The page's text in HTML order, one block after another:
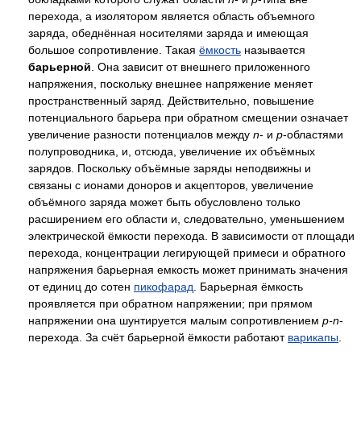
перехода, а изолятором является область объемного
заряда, обеднённая носителями заряда и имеющая
большое сопротивление. Такая ёмкость называется
барьерной. Она зависит от внешнего приложенного
напряжения, поскольку внешнее напряжение меняет
пространственный заряд. Действительно, повышение
потенциального барьера при обратном смещении означает
увеличение разности потенциалов между n- и p-областями
полупроводника, и, отсюда, увеличение их объёмных
зарядов. Поскольку объёмные заряды неподвижны и
связаны с ионами доноров и акцепторов, увеличение
объёмного заряда может быть обусловлено только
расширением его области и, следовательно, уменьшением
электрической ёмкости перехода. В зависимости от площади
перехода, концентрации легирующей примеси и обратного
напряжения барьерная емкость может принимать значения
от единиц до сотен пикофарад. Барьерная ёмкость
проявляется при обратном напряжении; при прямом
напряжении она шунтируется малым сопротивлением p-n-
перехода. За счёт барьерной ёмкости работают варикапы.